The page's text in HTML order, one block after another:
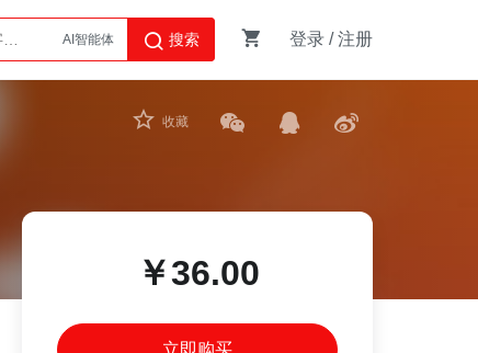
AI智能体
Python
搜索 登录 /注册
收藏
￥36.00
立即购买